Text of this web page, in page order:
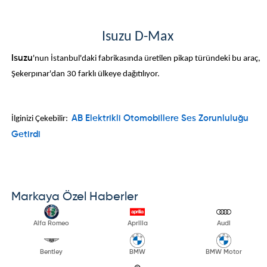
Isuzu D-Max
Isuzu'nun İstanbul'daki fabrikasında üretilen pikap türündeki bu araç,
Şekerpınar'dan 30 farklı ülkeye dağıtılıyor.
İlginizi Çekebilir:AB Elektrikli Otomobillere Ses Zorunluluğu
Getirdi
Markaya Özel Haberler
Alfa Romeo Aprilia Audi
Bentley BMW BMW Motor